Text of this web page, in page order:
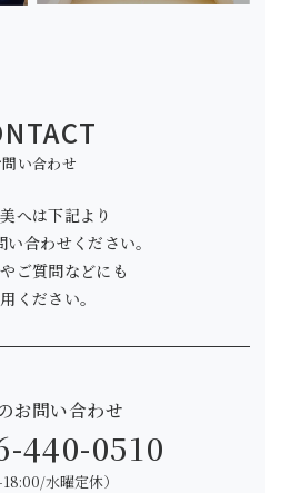
い合わせ
へは下記より
合わせください。
ご質問などにも
ください。
お問い合わせ
440-0510
18:00/水曜定休）